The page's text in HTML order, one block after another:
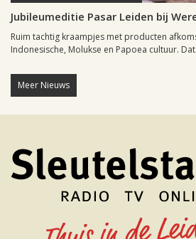
Jubileumeditie Pasar Leiden bij
Ruim tachtig kraampjes met producten
Indonesische, Molukse en Papoea cultuur.
Meer Nieuws